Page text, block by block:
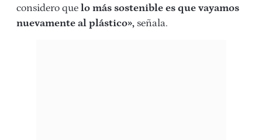
considero que lo más sostenible es que vayamos
nuevamente al plástico», señala.